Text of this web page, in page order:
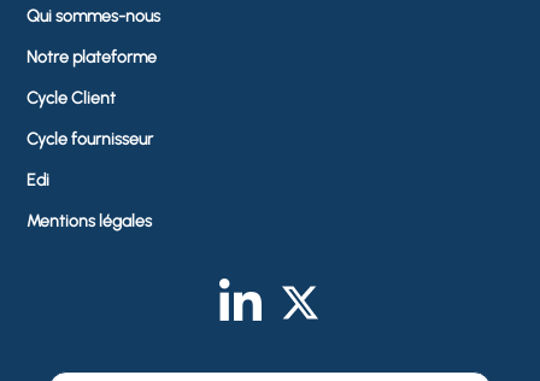
Qui sommes-nous
Notre plateforme
Cycle Client
Cycle fournisseur
Edi
Mentions légales